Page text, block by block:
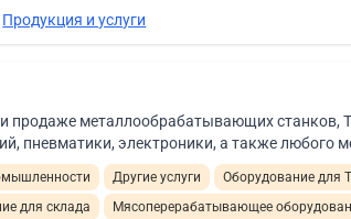
Продукция и услуги
продаже металлообрабатывающих станков,
пневматики, электроники, а также любого
Другие услуги
Оборудование для
для склада Мясоперерабатывающее